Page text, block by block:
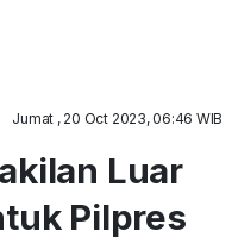
Jumat , 20 Oct 2023, 06:46 WIB
Luar
Pilpres